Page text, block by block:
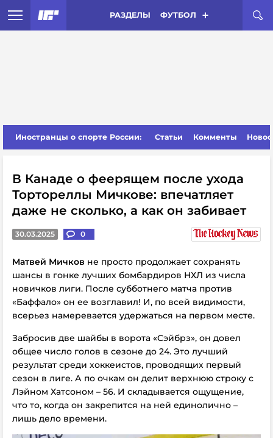
РАЗДЕЛЫ ФУТБОЛ
Иностранцы о спорте России: Статьи Комменты
В Канаде о феерящем после ухода
Тортореллы Мичкове: впечатляет
даже не сколько, а как он забивает
30.03.2025 0
Матвей Мичков не просто продолжает сохранять
шансы в гонке лучших бомбардиров НХЛ из числа
новичков лиги. После субботнего матча против
«Баффало» он ее возглавил! И, по всей видимости,
всерьез намеревается удержаться на первом месте.
Забросив две шайбы в ворота «Сэйбрз», он довел
общее число голов в сезоне до 24. Это лучший
результат среди хоккеистов, проводящих первый
сезон в лиге. А по очкам он делит верхнюю строку с
Лэйном Хатсоном – 56. И складывается ощущение,
что то, когда он закрепится на ней единолично –
лишь дело времени.